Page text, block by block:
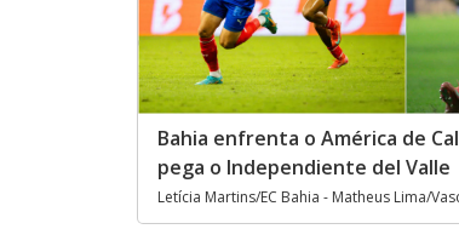
Bahia enfrenta o América de
pega o Independiente del Valle
Letícia Martins/EC Bahia - Matheus Lima/